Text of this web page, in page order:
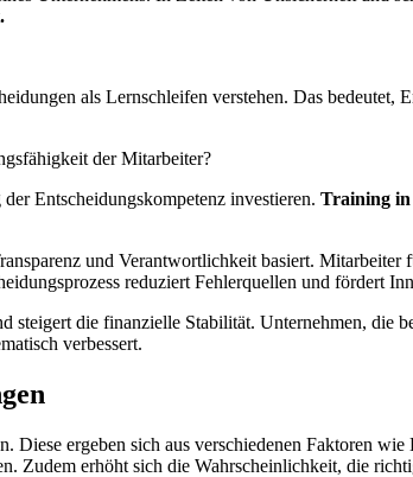
als Lernschleifen verstehen. Das
der Mitarbeiter?
Entscheidungskompetenz investieren. Training in
und Verantwortlichkeit basiert.
reduziert Fehlerquellen und fördert
die finanzielle Stabilität. Unternehmen, die
verbessert.
Diese ergeben sich aus verschiedenen Faktoren
Zudem erhöht sich die Wahrscheinlichkeit, die